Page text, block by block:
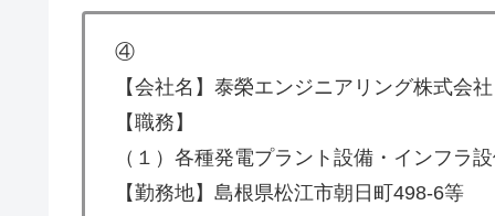
④
【会社名】泰榮エンジニアリング株式会社
【職務】
（１）各種発電プラント設備・インフラ
【勤務地】島根県松江市朝日町498-6等